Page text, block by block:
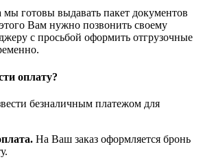
мы готовы выдавать пакет документов
Вам нужно позвонить своему
с просьбой оформить отгрузочные
оплату?
безналичным платежом для
На Ваш заказ оформляется бронь